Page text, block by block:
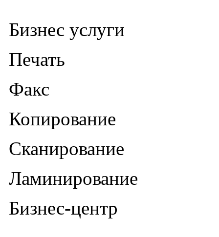
Бизнес услуги
Печать
Факс
Копирование
Сканирование
Ламинирование
Бизнес-центр